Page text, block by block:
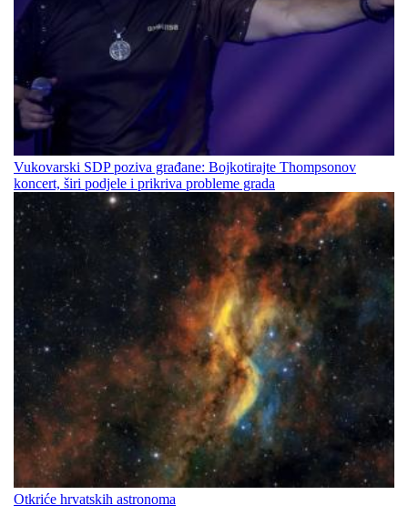
Vukovarski SDP poziva građane: Bojkotirajte Thompsonov
koncert, širi podjele i prikriva probleme grada
Otkriće hrvatskih astronoma